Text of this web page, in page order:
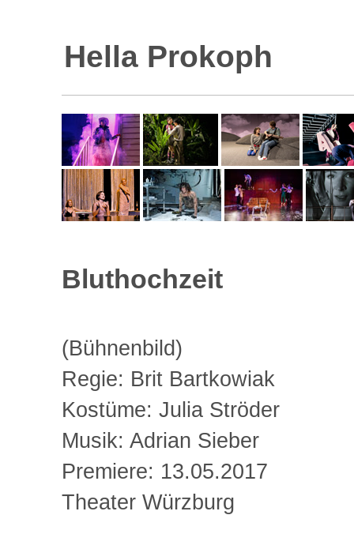
Hella Prokoph
Bluthochzeit
(Bühnenbild)
Regie: Brit Bartkowiak
Kostüme: Julia Ströder
Musik: Adrian Sieber
Premiere: 13.05.2017
Theater Würzburg